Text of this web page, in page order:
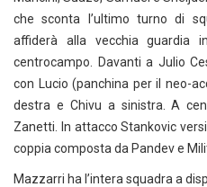
che sconta l’ultimo turno di
affiderà alla vecchia
centrocampo. Davanti a Julio
con Lucio (panchina per il neo-
destra e Chivu a sinistra. A
Zanetti. In attacco Stankovic
coppia composta da Pandev e
Mazzarri ha l’intera squadra a